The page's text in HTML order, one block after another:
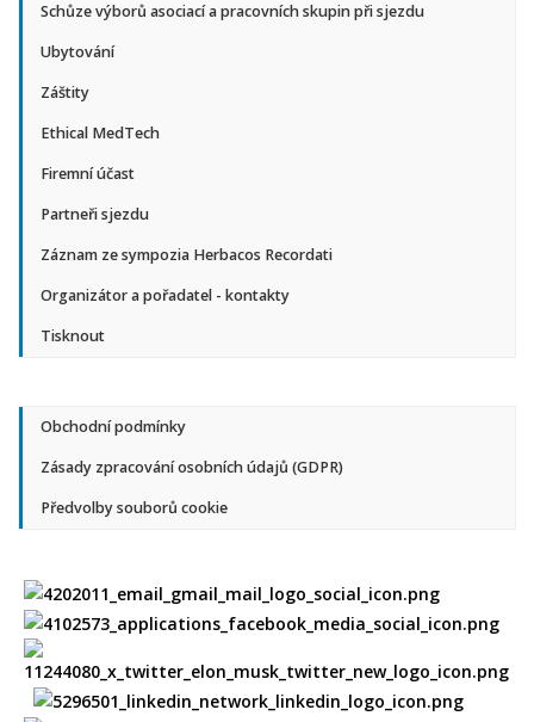
Schůze výborů asociací a pracovních skupin při sjezdu
Ubytování
Záštity
Ethical MedTech
Firemní účast
Partneři sjezdu
Záznam ze sympozia Herbacos Recordati
Organizátor a pořadatel - kontakty
Tisknout
Obchodní podmínky
Zásady zpracování osobních údajů (GDPR)
Předvolby souborů cookie